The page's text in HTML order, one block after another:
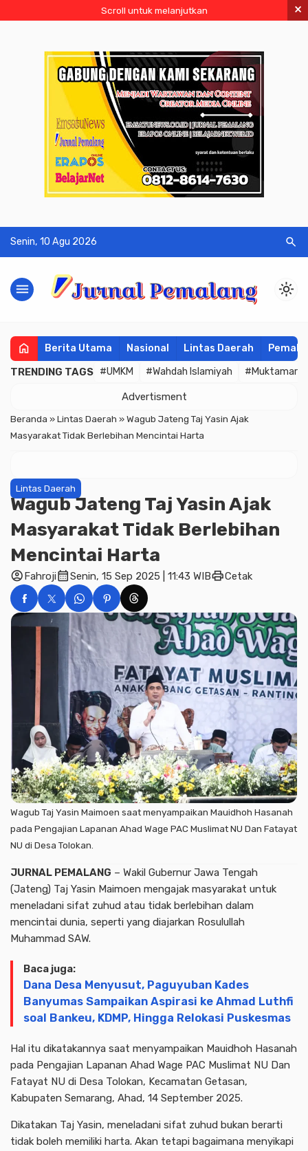
Scroll untuk melanjutkan ×
Senin, 10 Agu 2026 search
menu light_mode
home Berita Utama Nasional Lintas Daerah
TRENDING TAGS #UMKM #Wahdah Islamiyah #Muktamar
Advertisment
Beranda »Lintas Daerah »Wagub Jateng Taj Yasin Ajak
Masyarakat Tidak Berlebihan Mencintai Harta
Lintas Daerah
Wagub Jateng Taj Yasin Ajak
Masyarakat Tidak Berlebihan
Mencintai Harta
account_circleFahrojicalendar_monthSenin, 15 Sep 2025 | 11:43 WIBprintCetak
Wagub Taj Yasin Maimoen saat menyampaikan Mauidhoh Hasanah
pada Pengajian Lapanan Ahad Wage PAC Muslimat NU Dan Fatayat
NU di Desa Tolokan.
JURNAL PEMALANG – Wakil Gubernur Jawa Tengah
(Jateng) Taj Yasin Maimoen mengajak masyarakat untuk
meneladani sifat zuhud atau tidak berlebihan dalam
mencintai dunia, seperti yang diajarkan Rosulullah
Muhammad SAW.
Baca juga:
Dana Desa Menyusut, Paguyuban Kades
Banyumas Sampaikan Aspirasi ke Ahmad Luthfi
soal Bankeu, KDMP, Hingga Relokasi Puskesmas
Hal itu dikatakannya saat menyampaikan Mauidhoh Hasanah
pada Pengajian Lapanan Ahad Wage PAC Muslimat NU Dan
Fatayat NU di Desa Tolokan, Kecamatan Getasan,
Kabupaten Semarang, Ahad, 14 September 2025.
Dikatakan Taj Yasin, meneladani sifat zuhud bukan berarti
tidak boleh memiliki harta. Akan tetapi bagaimana menyikapi